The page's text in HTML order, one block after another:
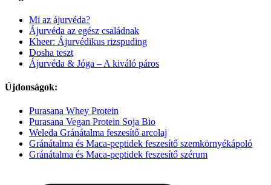
Mi az ájurvéda?
Ájurvéda az egész családnak
Kheer: Ájurvédikus rizspuding
Dosha teszt
Ájurvéda & Jóga – A kiváló páros
Újdonságok:
Purasana Whey Protein
Purasana Vegan Protein Soja Bio
Weleda Gránátalma feszesítő arcolaj
Gránátalma és Maca-peptidek feszesítő szemkörnyékápoló
Gránátalma és Maca-peptidek feszesítő szérum